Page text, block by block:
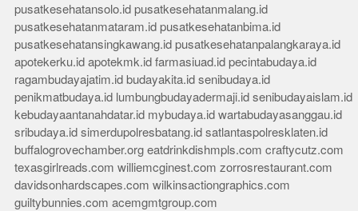
pusatkesehatansolo.id pusatkesehatanmalang.id
pusatkesehatanmataram.id pusatkesehatanbima.id
pusatkesehatansingkawang.id pusatkesehatanpalangkaraya.id
apotekerku.id apotekmk.id farmasiuad.id pecintabudaya.id
ragambudayajatim.id budayakita.id senibudaya.id
penikmatbudaya.id lumbungbudayadermaji.id senibudayaislam.id
kebudayaantanahdatar.id mybudaya.id wartabudayasanggau.id
sribudaya.id simerdupolresbatang.id satlantaspolresklaten.id
buffalogrovechamber.org eatdrinkdishmpls.com craftycutz.com
texasgirlreads.com williemcginest.com zorrosrestaurant.com
davidsonhardscapes.com wilkinsactiongraphics.com
guiltybunnies.com acemgmtgroup.com